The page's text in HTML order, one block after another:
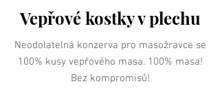
Vepřové kostky v plechu
Neodolatelná konzerva pro masožravce se
100% kusy vepřového masa. 100% masa!
Bez kompromisů!